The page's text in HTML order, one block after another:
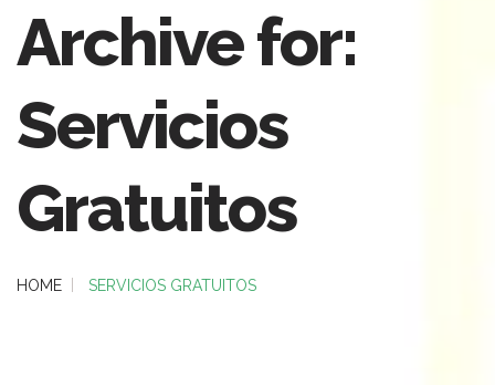
Archive for:
Servicios
Gratuitos
HOME SERVICIOS GRATUITOS